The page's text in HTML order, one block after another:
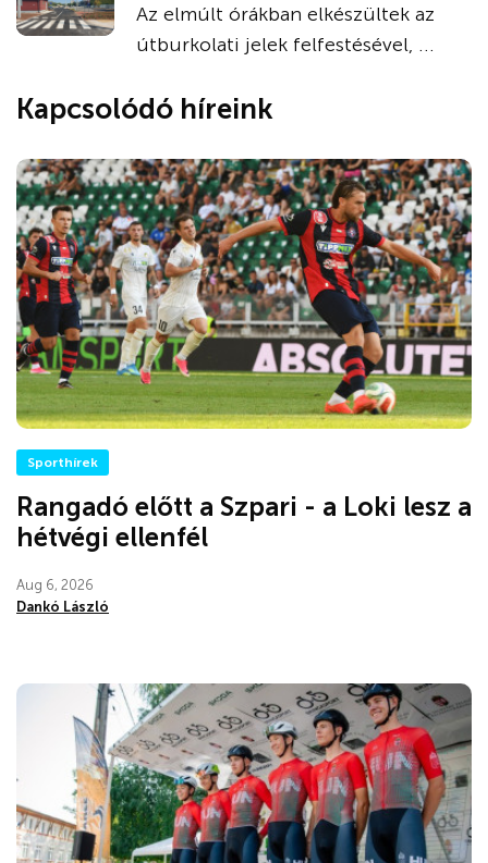
Az elmúlt órákban elkészültek az
útburkolati jelek felfestésével, ...
Kapcsolódó híreink
Sporthírek
Rangadó előtt a Szpari - a Loki lesz a
hétvégi ellenfél
Aug 6, 2026
Dankó László